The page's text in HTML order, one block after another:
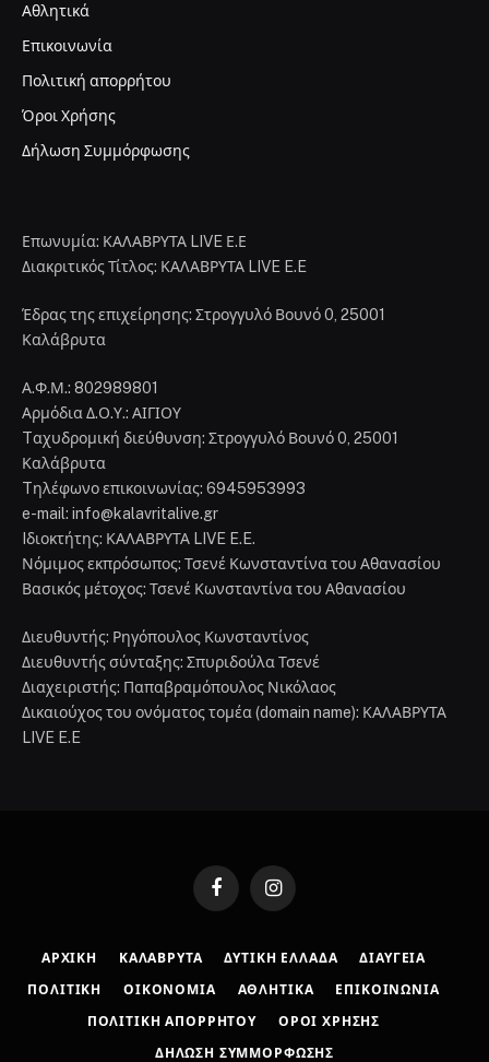
Αθλητικά
Επικοινωνία
Πολιτική απορρήτου
Όροι Χρήσης
Δήλωση Συμμόρφωσης
Επωνυμία: ΚΑΛΑΒΡΥΤΑ LIVE Ε.Ε
Διακριτικός Τίτλος: ΚΑΛΑΒΡΥΤΑ LIVE E.E
Έδρας της επιχείρησης: Στρογγυλό Βουνό 0, 25001
Καλάβρυτα
Α.Φ.Μ.: 802989801
Αρμόδια Δ.Ο.Υ.: ΑΙΓΙΟΥ
Tαχυδρομική διεύθυνση: Στρογγυλό Βουνό 0, 25001
Καλάβρυτα
Tηλέφωνο επικοινωνίας: 6945953993
e-mail: info@kalavritalive.gr
Iδιοκτήτης: ΚΑΛΑΒΡΥΤΑ LIVE E.E.
Νόμιμος εκπρόσωπος: Τσενέ Κωνσταντίνα του Αθανασίου
Βασικός μέτοχος: Τσενέ Κωνσταντίνα του Αθανασίου
Διευθυντής: Ρηγόπουλος Κωνσταντίνος
Διευθυντής σύνταξης: Σπυριδούλα Τσενέ
Διαχειριστής: Παπαβραμόπουλος Νικόλαος
Δικαιούχος του ονόματος τομέα (domain name): ΚΑΛΑΒΡΥΤΑ
LIVE E.E
FacebookInstagram
ΑΡΧΙΚΉ ΚΑΛΆΒΡΥΤΑ ΔΥΤΙΚΉ ΕΛΛΆΔΑ ΔΙΑΎΓΕΙΑ
ΠΟΛΙΤΙΚΉ ΟΙΚΟΝΟΜΊΑ ΑΘΛΗΤΙΚΆ ΕΠΙΚΟΙΝΩΝΊΑ
ΠΟΛΙΤΙΚΉ ΑΠΟΡΡΉΤΟΥ ΌΡΟΙ ΧΡΉΣΗΣ
ΔΉΛΩΣΗ ΣΥΜΜΌΡΦΩΣΗΣ